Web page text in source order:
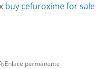
buy cefuroxime for sale
Enlace permanente